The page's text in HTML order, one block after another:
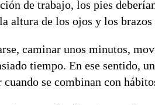
de trabajo, los pies
altura de los ojos y los
caminar unos minutos,
tiempo. En ese sentido,
se combinan con